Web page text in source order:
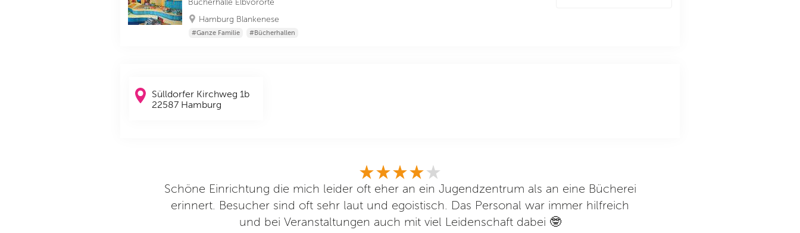
Bücherhalle Elbvororte
Hamburg Blankenese
#Ganze Familie #Bücherhallen
Sülldorfer Kirchweg 1b
22587 Hamburg
Schöne Einrichtung die mich leider oft eher an ein Jugendzentrum als an eine Bücherei
erinnert. Besucher sind oft sehr laut und egoistisch. Das Personal war immer hilfreich
und bei Veranstaltungen auch mit viel Leidenschaft dabei 🤓